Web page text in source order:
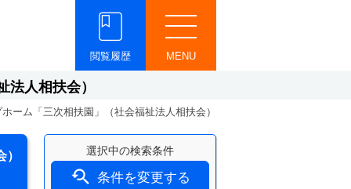
MENU
閲覧履歴
人相扶会）
ーム「三次相扶園」（社会福祉法人相扶会）
選択中の検索条件
 条件を変更する